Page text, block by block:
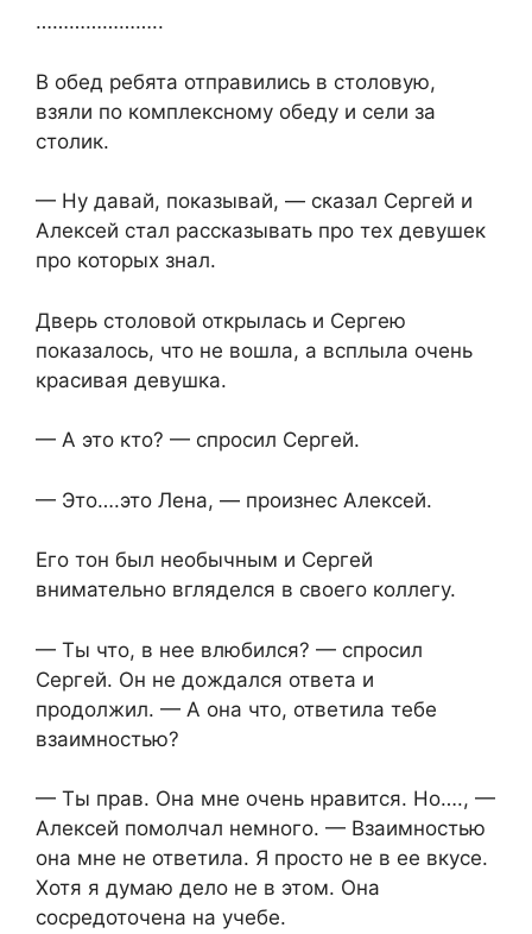
…………………..
В обед ребята отправились в столовую,
взяли по комплексному обеду и сели за
столик.
— Ну давай, показывай, — сказал Сергей и
Алексей стал рассказывать про тех девушек
про которых знал.
Дверь столовой открылась и Сергею
показалось, что не вошла, а всплыла очень
красивая девушка.
— А это кто? — спросил Сергей.
— Это….это Лена, — произнес Алексей.
Его тон был необычным и Сергей
внимательно вгляделся в своего коллегу.
— Ты что, в нее влюбился? — спросил
Сергей. Он не дождался ответа и
продолжил. — А она что, ответила тебе
взаимностью?
— Ты прав. Она мне очень нравится. Но…., —
Алексей помолчал немного. — Взаимностью
она мне не ответила. Я просто не в ее вкусе.
Хотя я думаю дело не в этом. Она
сосредоточена на учебе.